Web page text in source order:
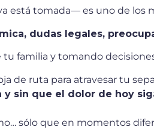
está tomada— es uno de los
dudas legales,
familia y tomando
de ruta para atravesar tu
y sin que el dolor de hoy
sólo que en momentos